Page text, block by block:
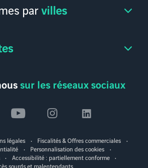
parvilles
sur les réseaux sociaux
Voir
la
page
Voir
la
page
Voir
page
légales
Fiscalités & Offres commerciales
Personnalisation des cookies
Accessibilité : partiellement conforme
sourds et malentendants